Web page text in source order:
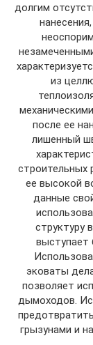
долгим
из
после ее
лишенный
строительных
ее высокой
данные
структуру
выступает
эковаты
позволяет
дымоходов.
грызунами и